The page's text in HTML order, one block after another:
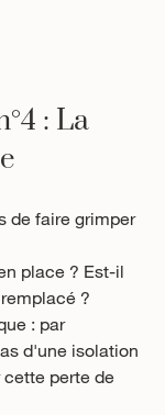
: La
de faire grimper
place ? Est-il
?
: par
d'une isolation
perte de